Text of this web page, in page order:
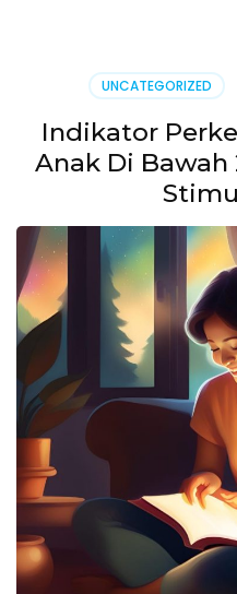
UNCATEGORIZED
Indikator
Anak Di Bawah